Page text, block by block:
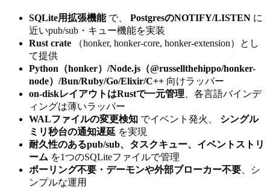
SQLite用拡張機能で、 PostgresのNOTIFY/LISTEN に
近いpub/sub・キュー機能を実装
Rust crate （honker, honker-core, honker-extension）とし
て提供
Python（honker）/Node.js（@russellthehippo/honker-
node）/Bun/Ruby/Go/Elixir/C++ 向けラッパー
on-diskレイアウトはRustで一元管理 、各言語バインデ
ィングは薄いラッパー
WALファイルの変更検知 でイベント発火、 シングル
ミリ秒台の通知遅延 を実現
耐久性のあるpub/sub、タスクキュー、イベントストリ
ーム を1つのSQLiteファイルで管理
ポーリング不要・デーモンや外部ブローカー不要 、シ
ンプルな運用